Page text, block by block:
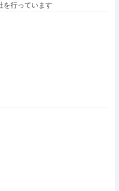
を行っています